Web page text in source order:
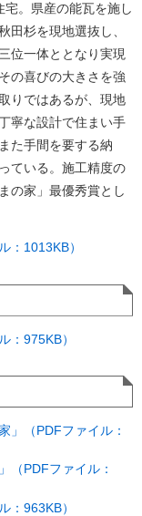
。県産の能瓦を施し
田杉を現地選抜し、
位一体ととなり実現
の喜びの大きさを強
りではあるが、現地
寧な設計で住まい手
た手間を要する納
ている。施工精度の
の家」最優秀賞とし
：1013KB）
：975KB）
」（PDFファイル：
PDFファイル：
：963KB）